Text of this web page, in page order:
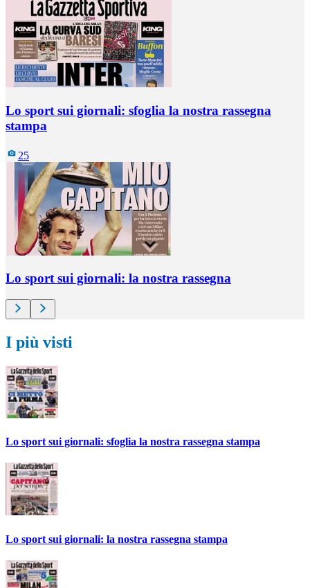
Lo sport sui giornali: sfoglia la nostra rassegna
stampa
25
Lo sport sui giornali: la nostra rassegna
I più visti
Lo sport sui giornali: sfoglia la nostra rassegna stampa
Lo sport sui giornali: la nostra rassegna stampa